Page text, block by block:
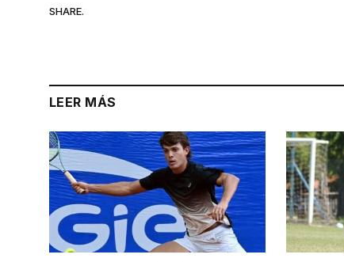
SHARE.
LEER MÁS